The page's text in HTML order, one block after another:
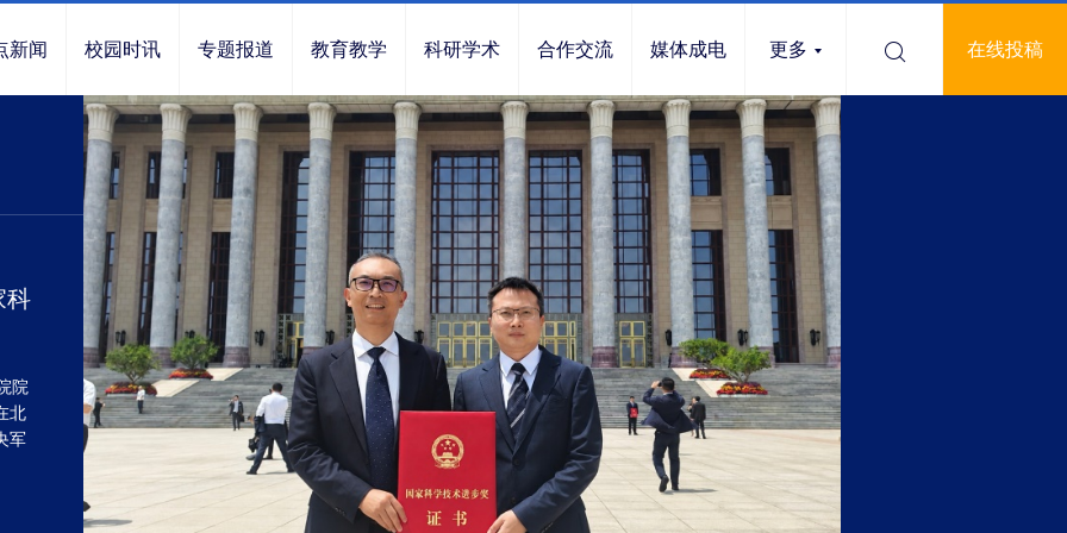
新闻 校园时讯 专题报道 教育教学 科研学术 合作交流 媒体成电 更多 在线投稿
科
院
北
军